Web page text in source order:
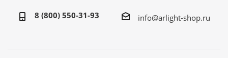
8 (800) 550-31-93 info@arlight-shop.ru